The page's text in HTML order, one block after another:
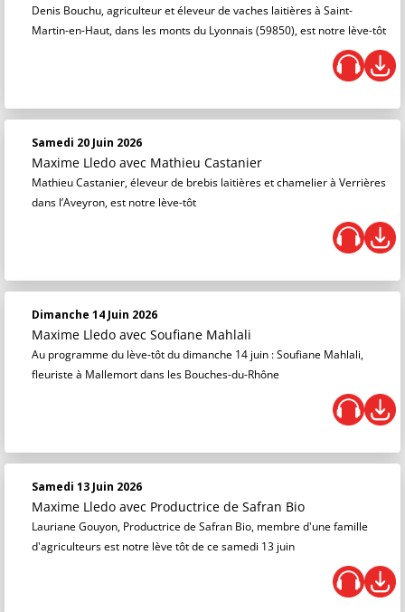
Denis Bouchu, agriculteur et éleveur de vaches laitières à Saint-
Martin-en-Haut, dans les monts du Lyonnais (59850), est notre lève-tôt
Samedi 20 Juin 2026
Maxime Lledo avec Mathieu Castanier
Mathieu Castanier, éleveur de brebis laitières et chamelier à Verrières
dans l’Aveyron, est notre lève-tôt
Dimanche 14 Juin 2026
Maxime Lledo avec Soufiane Mahlali
Au programme du lève-tôt du dimanche 14 juin : Soufiane Mahlali,
fleuriste à Mallemort dans les Bouches-du-Rhône
Samedi 13 Juin 2026
Maxime Lledo avec Productrice de Safran Bio
Lauriane Gouyon, Productrice de Safran Bio, membre d'une famille
d'agriculteurs est notre lève tôt de ce samedi 13 juin